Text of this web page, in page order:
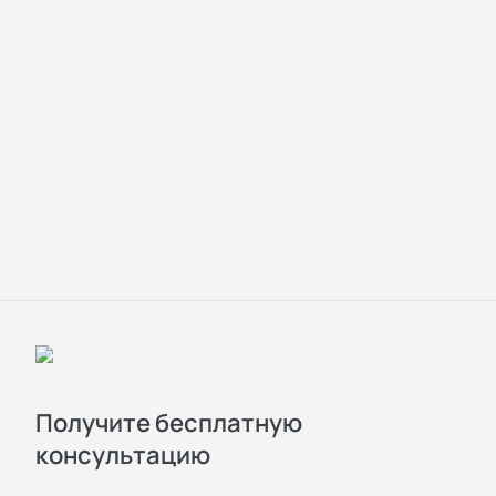
Получите бесплатную
консультацию